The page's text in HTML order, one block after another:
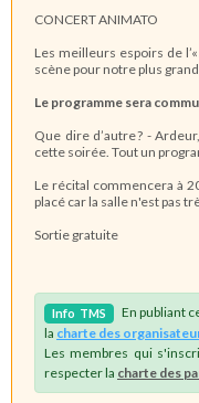
CONCERT ANIMATO
Les meilleurs espoirs de
scène pour notre plus
Le programme sera
Que dire d’autre ? -
cette soirée. Tout un
Le récital commencera à
placé car la salle n'est pas
Sortie gratuite
Info TMS En publiant
la charte des
Les membres qui
respecter la charte des